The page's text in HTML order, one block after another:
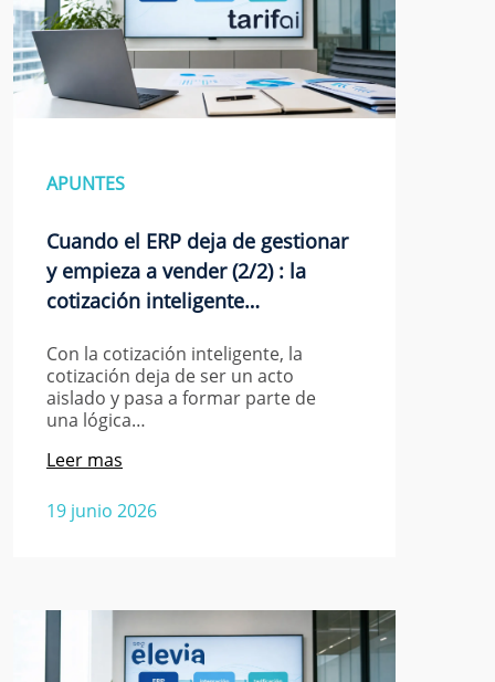
APUNTES
Cuando el ERP deja de gestionar
y empieza a vender (2/2) : la
cotización inteligente…
Con la cotización inteligente, la
cotización deja de ser un acto
aislado y pasa a formar parte de
una lógica…
19 junio 2026
Leer mas